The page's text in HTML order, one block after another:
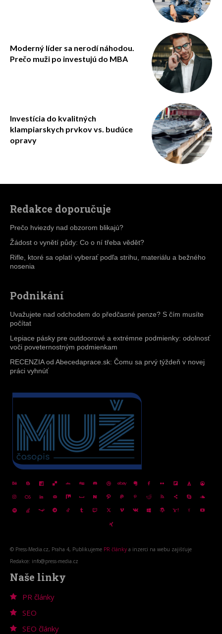
Moderný líder sa nerodí náhodou.
Prečo muži po investujú do MBA
Investícia do kvalitných
klampiarskych prvkov vs. budúce
opravy
Redakce doporučuje
Prečo hviezdy nad obzorom blikajú?
Žádost o vynětí půdy: Co o ní třeba vědět?
Rifle, ktoré sa oplatí vyberať podľa strihu, materiálu a bežného
nosenia
Podnikání
Uvažujete nad odchodem do předčasné penze? S čím musíte
počítat
Lepiace pásky pre outdoorové a extrémne podmienky: odolnosť
voči poveternostným podmienkam
RECENZIA od Abecedaprace.sk: Čomu sa prvý týždeň v novej
práci vyhnúť
© Press-Media.cz, Praha 4, Publikujeme PR články a inzerci na webu zajišťuje
Redakce: info@press-media.cz
Naše linky
PR články
SEO
SEO články